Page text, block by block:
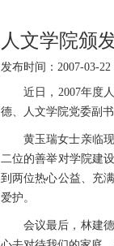
人文学院颁
发布时间：2007-03-22
近日，2007年度
德、人文学院党委副
黄玉瑞女士亲临
二位的善举对学院建
到两位热心公益、充
爱护。
会议最后，林建